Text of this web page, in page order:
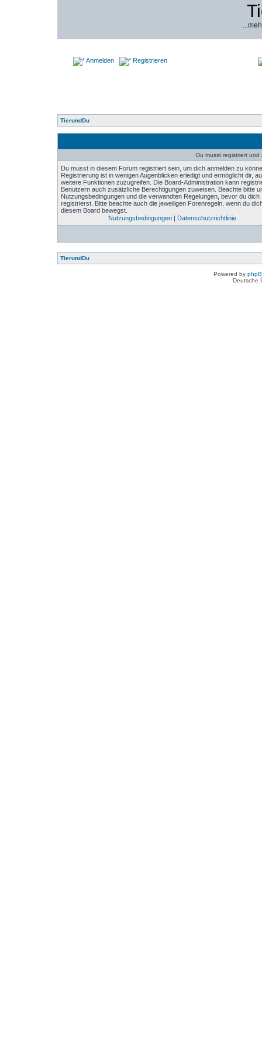
Anmelden Registrieren
TierundDu
Du musst registriert
Du musst in diesem Forum registriert sein, um dich anmelden zu
Registrierung ist in wenigen Augenblicken erledigt und ermöglicht dir,
weitere Funktionen zuzugreifen. Die Board-Administration kann
Benutzern auch zusätzliche Berechtigungen zuweisen. Beachte bitte
Nutzungsbedingungen und die verwandten Regelungen, bevor du dich
registrierst. Bitte beachte auch die jeweiligen Forenregeln, wenn du
diesem Board bewegst.
Nutzungsbedingungen| Datenschutzrichtlinie
TierundDu
Powered by
Deutsche